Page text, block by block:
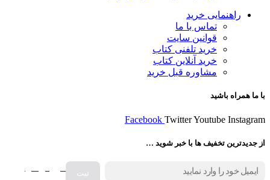
راهنمایی خرید
تماس با ما
قوانین سایت
خرید تلفنی کتاب
خرید آنلاین کتاب
مشاوره قبل خرید
با ما همراه باشید
Facebook TwitterYoutube Instagram
از جدیدترین تخفیف ها با خبر شوید …
فروش انواع